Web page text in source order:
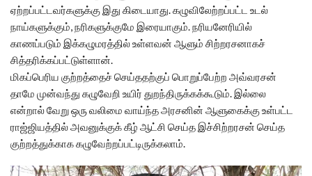
ஏற்றப்பட்டவர்களுக்கு இது கிடையாது. கழுவிலேற்றப்பட்ட உடல்
நாய்களுக்கும், நரிகளுக்குமே இரையாகும். நரியனேரியில்
காணப்படும் இக்கழுமரத்தில் உள்ளவன் ஆளும் சிற்றரசனாகச்
சித்தரிக்கப்பட்டுள்ளான்.
மிகப்பெரிய குற்றத்தைச் செய்ததற்குப் பொறுப்பேற்ற அவ்வரசன்
தாமே முன்வந்து கழுவேறி உயிர் துறந்திருக்கக்கூடும். இல்லை
என்றால் வேறு ஒரு வலிமை வாய்ந்த அரசனின் ஆளுகைக்கு உள்பட்ட
ராஜ்ஜியத்தில் அவனுக்குக் கீழ் ஆட்சி செய்த இச்சிற்றரசன் செய்த
குற்றத்துக்காக கழுவேற்றப்பட்டிருக்கலாம்.